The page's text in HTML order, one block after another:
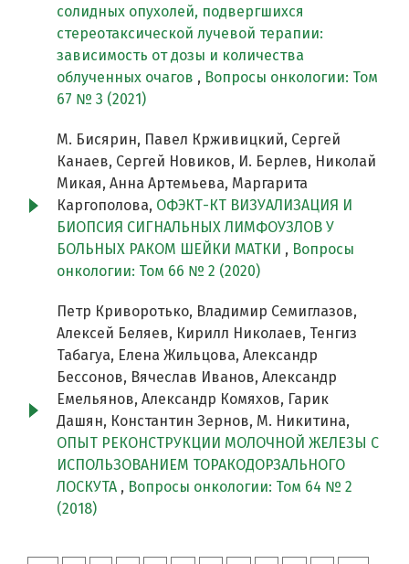
солидных опухолей, подвергшихся
стереотаксической лучевой терапии:
зависимость от дозы и количества
облученных очагов , Вопросы онкологии: Том
67 № 3 (2021)
М. Бисярин, Павел Крживицкий, Сергей
Канаев, Сергей Новиков, И. Берлев, Николай
Микая, Анна Артемьева, Маргарита
Каргополова, ОФЭКТ-КТ ВИЗУАЛИЗАЦИЯ И
БИОПСИЯ СИГНАЛЬНЫХ ЛИМФОУЗЛОВ У
БОЛЬНЫХ РАКОМ ШЕЙКИ МАТКИ , Вопросы
онкологии: Том 66 № 2 (2020)
Петр Криворотько, Владимир Семиглазов,
Алексей Беляев, Кирилл Николаев, Тенгиз
Табагуа, Елена Жильцова, Александр
Бессонов, Вячеслав Иванов, Александр
Емельянов, Александр Комяхов, Гарик
Дашян, Константин Зернов, М. Никитина,
ОПЫТ РЕКОНСТРУКЦИИ МОЛОЧНОЙ ЖЕЛЕЗЫ С
ИСПОЛЬЗОВАНИЕМ ТОРАКОДОРЗАЛЬНОГО
ЛОСКУТА , Вопросы онкологии: Том 64 № 2
(2018)